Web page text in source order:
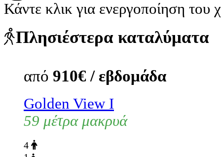
Κάντε κλικ για ενεργοποίηση του
Πλησιέστερα καταλύματα
από 910€ / εβδομάδα
Golden View I
59 μέτρα μακρυά
4